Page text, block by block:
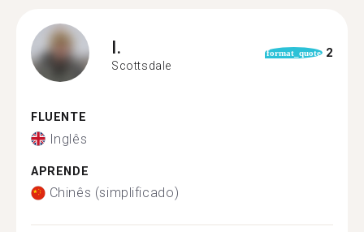
I.
Scottsdale
format_quote 2
FLUENTE
Inglês
APRENDE
Chinês (simplificado)